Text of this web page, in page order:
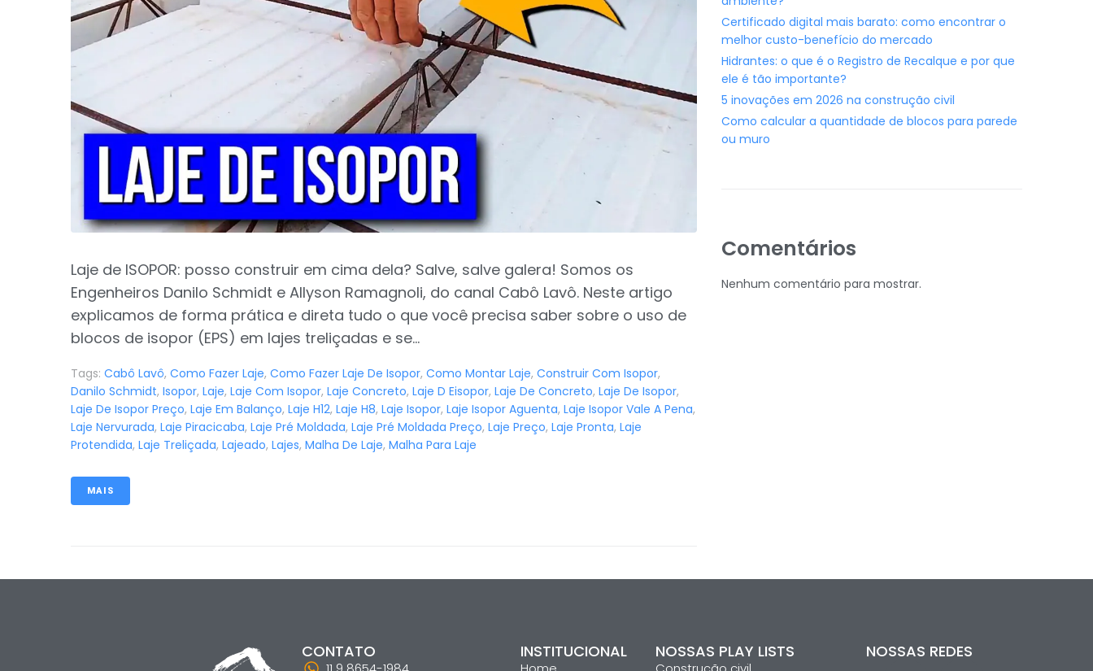
Laje de ISOPOR: posso construir em cima dela? Salve, salve galera! Somos os
Engenheiros Danilo Schmidt e Allyson Ramagnoli, do canal Cabô Lavô. Neste artigo
explicamos de forma prática e direta tudo o que você precisa saber sobre o uso de
blocos de isopor (EPS) em lajes treliçadas e se...
Tags: Cabô Lavô, Como Fazer Laje, Como Fazer Laje De Isopor, Como Montar Laje, Construir Com Isopor,
Danilo Schmidt, Isopor, Laje, Laje Com Isopor, Laje Concreto, Laje D Eisopor, Laje De Concreto, Laje De Isopor,
Laje De Isopor Preço, Laje Em Balanço, Laje H12, Laje H8, Laje Isopor, Laje Isopor Aguenta, Laje Isopor Vale A Pena,
Laje Nervurada, Laje Piracicaba, Laje Pré Moldada, Laje Pré Moldada Preço, Laje Preço, Laje Pronta, Laje
Protendida, Laje Treliçada, Lajeado, Lajes, Malha De Laje, Malha Para Laje
MAIS
Certificado digital mais barato: como encontrar o
melhor custo-benefício do mercado
Hidrantes: o que é o Registro de Recalque e por que
ele é tão importante?
5 inovações em 2026 na construção civil
Como calcular a quantidade de blocos para parede
ou muro
Comentários
Nenhum comentário para mostrar.
CONTATO INSTITUCIONAL NOSSAS PLAY LISTS NOSSAS REDES